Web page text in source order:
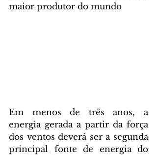
maior produtor do mundo
Em menos de três anos, a
energia gerada a partir da força
dos ventos deverá ser a segunda
principal fonte de energia do